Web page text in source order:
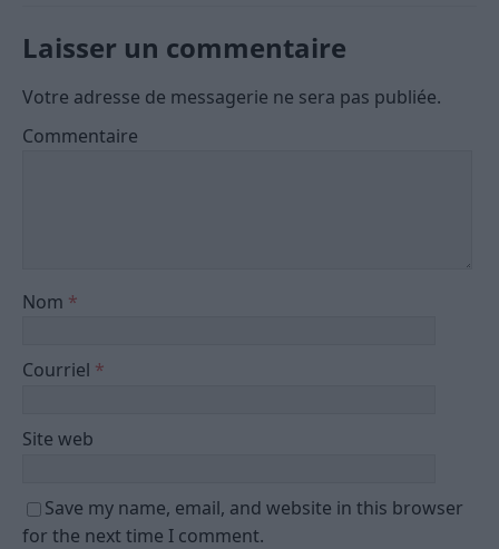
Laisser un commentaire
Votre adresse de messagerie ne sera pas publiée.
Commentaire
Nom *
Courriel *
Site web
Save my name, email, and website in this browser
for the next time I comment.